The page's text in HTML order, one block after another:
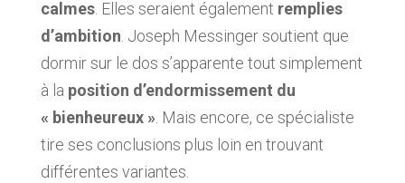
calmes. Elles seraient également remplies
d’ambition. Joseph Messinger soutient que
dormir sur le dos s’apparente tout simplement
à la position d’endormissement du
« bienheureux ». Mais encore, ce spécialiste
tire ses conclusions plus loin en trouvant
différentes variantes.